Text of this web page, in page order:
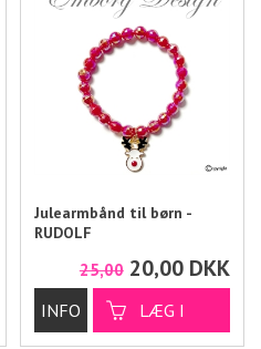
Julearmbånd til børn -
RUDOLF
25,00 20,00 DKK